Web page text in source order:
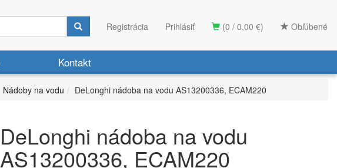
(0 / 0,00 €) Obľúbené
Registrácia Prihlásiť
Kontakt
Nádoby na vodu DeLonghi nádoba na vodu AS13200336, ECAM220
DeLonghi nádoba na vodu
AS13200336, ECAM220